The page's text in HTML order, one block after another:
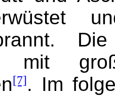
mit
[7]. Im